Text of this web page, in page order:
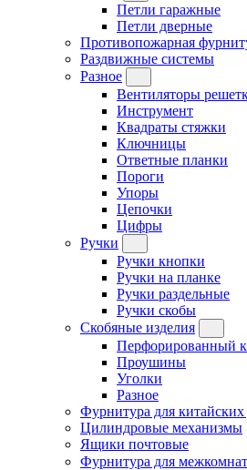
Петли гаражные
Петли дверные
Противопожарная
Раздвижные системы
Разное
Вентиляторы
Инструмент
Квадраты стяжки
Ключницы
Ответные планки
Пороги
Упоры
Цепочки
Цифры
Ручки
Ручки кнопки
Ручки на планке
Ручки раздельные
Ручки скобы
Скобяные изделия
Перфорированный
Проушины
Уголки
Разное
Фурнитура для китайских
Цилиндровые механизмы
Ящики почтовые
Фурнитура для